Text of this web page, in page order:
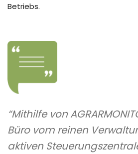
Betriebs.
“Mithilfe von
Büro vom reinen
aktiven